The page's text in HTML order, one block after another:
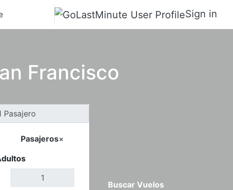
Sign in
Francisco
Pasajeros×
Buscar Vuelos